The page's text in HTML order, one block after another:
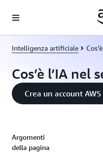
Intelligenza artificiale
Cos’è l’IA
Crea un account AWS
Argomenti
della pagina